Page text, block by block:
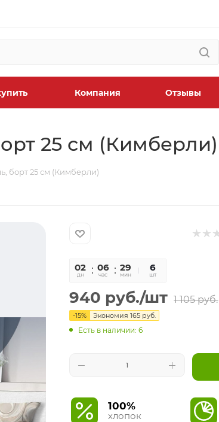
Компания Отзывы
25 см (Кимберли)
борт 25 см (Кимберли)
02
дн
06
час
29
мин
31
сек
6
шт
940 руб./шт 1 105руб.
-15% Экономия165 руб.
Есть в наличии: 6
100%
хлопок